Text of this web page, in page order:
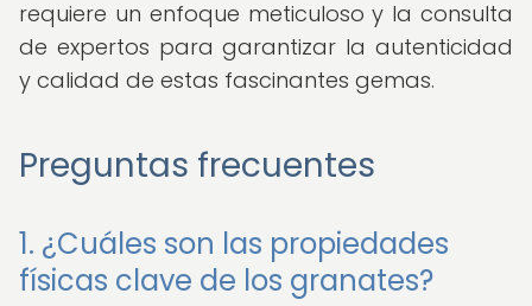
requiere un enfoque meticuloso y la consulta
de expertos para garantizar la autenticidad
y calidad de estas fascinantes gemas.
Preguntas frecuentes
1. ¿Cuáles son las propiedades
físicas clave de los granates?